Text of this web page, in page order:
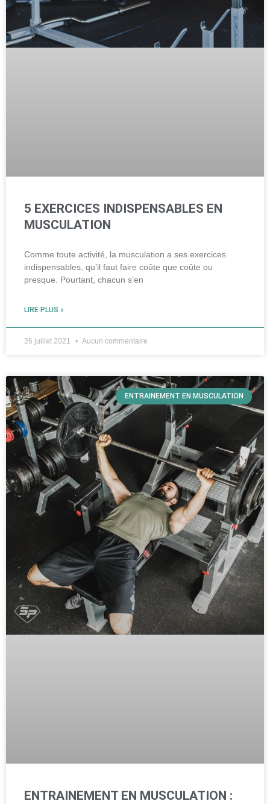
5 EXERCICES INDISPENSABLES EN
MUSCULATION
Comme toute activité, la musculation a ses exercices
indispensables, qu’il faut faire coûte que coûte ou
presque. Pourtant, chacun s’en
LIRE PLUS »
26 juillet 2021 Aucun commentaire
ENTRAINEMENT EN MUSCULATION
ENTRAINEMENT EN MUSCULATION :